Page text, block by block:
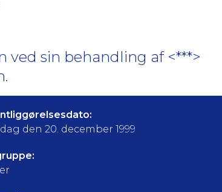
sin behandling af <***>
den 20. december 1999